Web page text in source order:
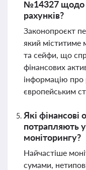
№14327 щодо
рахунків?
Законопроєкт
який міститиме
та сейфи, що
фінансових
інформацію про
європейським
Які фінансові
потрапляють
моніторингу?
Найчастіше
сумами,